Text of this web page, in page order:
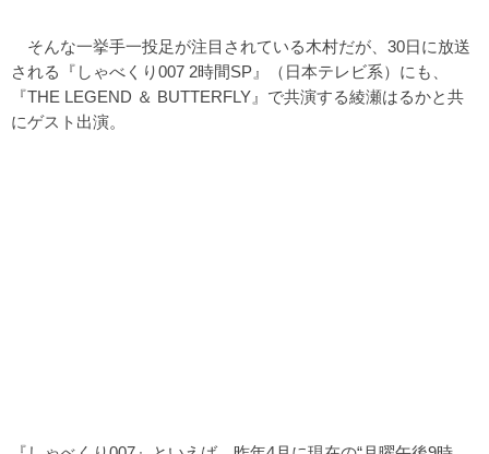
そんな一挙手一投足が注目されている木村だが、30日に放送
される『しゃべくり007 2時間SP』（日本テレビ系）にも、
『THE LEGEND ＆ BUTTERFLY』で共演する綾瀬はるかと共
にゲスト出演。